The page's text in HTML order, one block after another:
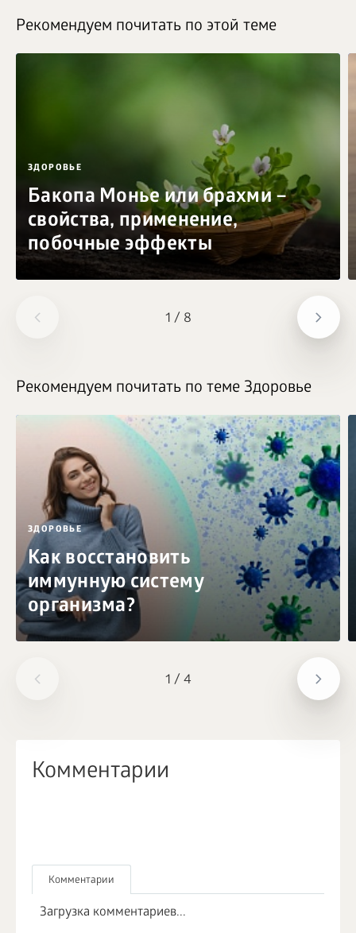
1 / 8
Рекомендуем почитать по этой теме
ЗДОРОВЬЕ
Бакопа Монье или брахми –
свойства, применение,
побочные эффекты
1 / 4
Рекомендуем почитать по теме Здоровье
ЗДОРОВЬЕ
Как восстановить
иммунную систему
организма?
Комментарии
Комментарии
Загрузка комментариев...